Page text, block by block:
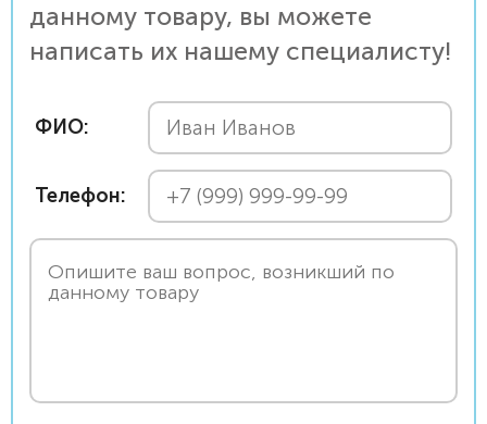
данному товару, вы можете
написать их нашему специалисту!
ФИО:
Телефон: